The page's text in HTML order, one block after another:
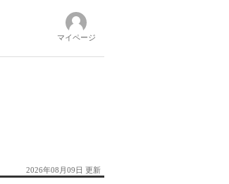
マイページ
2026年08月09日 更新